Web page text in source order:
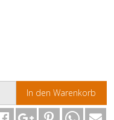
In den Warenkorb